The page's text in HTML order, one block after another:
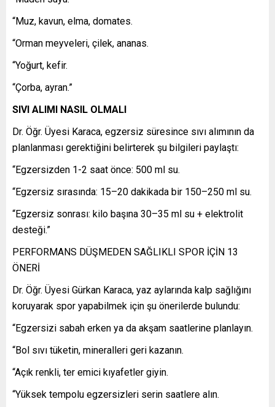
“Muz, kavun, elma, domates.
“Orman meyveleri, çilek, ananas.
“Yoğurt, kefir.
“Çorba, ayran.”
SIVI ALIMI NASIL OLMALI
Dr. Öğr. Üyesi Karaca, egzersiz süresince sıvı alımının da
planlanması gerektiğini belirterek şu bilgileri paylaştı:
“Egzersizden 1-2 saat önce: 500 ml su.
“Egzersiz sırasında: 15–20 dakikada bir 150–250 ml su.
“Egzersiz sonrası: kilo başına 30–35 ml su + elektrolit
desteği.”
PERFORMANS DÜŞMEDEN SAĞLIKLI SPOR İÇİN 13
ÖNERİ
Dr. Öğr. Üyesi Gürkan Karaca, yaz aylarında kalp sağlığını
koruyarak spor yapabilmek için şu önerilerde bulundu:
“Egzersizi sabah erken ya da akşam saatlerine planlayın.
“Bol sıvı tüketin, mineralleri geri kazanın.
“Açık renkli, ter emici kıyafetler giyin.
“Yüksek tempolu egzersizleri serin saatlere alın.